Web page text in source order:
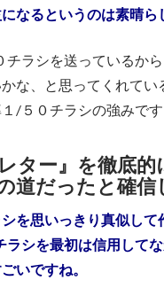
なるというのは素晴ら
チラシを送っているか
な、と思ってくれてい
/５０チラシの強みです
ター』を徹底
道だったと確信
思いっきり真似して
ラシを最初は信用して
いですね。